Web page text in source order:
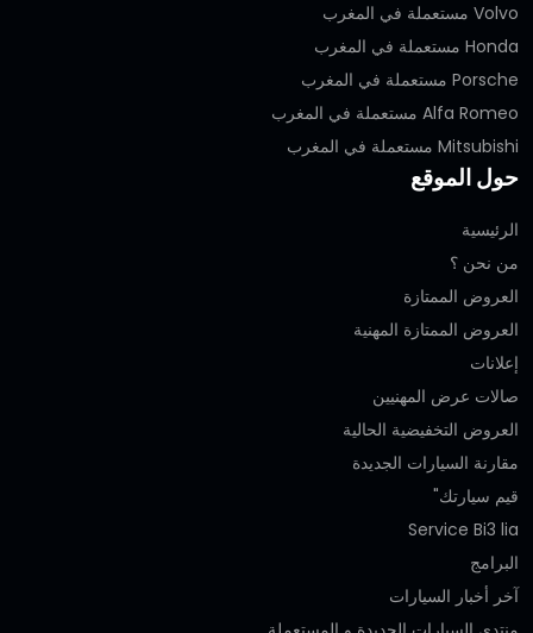
Volvo مستعملة في المغرب
Honda مستعملة في المغرب
Porsche مستعملة في المغرب
Alfa Romeo مستعملة في المغرب
Mitsubishi مستعملة في المغرب
حول الموقع
الرئيسية
من نحن ؟
العروض الممتازة
العروض الممتازة المهنية‎
إعلانات
صالات عرض المهنيين
العروض التخفيضية الحالية
مقارنة السيارات الجديدة
قيم سيارتك"
Service Bi3 lia
البرامج
آخر أخبار السيارات